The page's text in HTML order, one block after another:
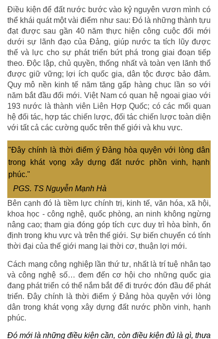
Điều kiện để đất nước bước vào kỷ nguyên vươn mình có
thể khái quát một vài điểm như sau: Đó là những thành tựu
đạt được sau gần 40 năm thực hiện công cuộc đổi mới
dưới sự lãnh đạo của Đảng, giúp nước ta tích lũy được
thế và lực cho sự phát triển bứt phá trong giai đoạn tiếp
theo. Độc lập, chủ quyền, thống nhất và toàn vẹn lãnh thổ
được giữ vững; lợi ích quốc gia, dân tộc được bảo đảm.
Quy mô nền kinh tế năm tăng gấp hàng chục lần so với
năm bắt đầu đổi mới. Việt Nam có quan hệ ngoại giao với
193 nước là thành viên Liên Hợp Quốc; có các mối quan
hệ đối tác, hợp tác chiến lược, đối tác chiến lược toàn diện
với tất cả các cường quốc trên thế giới và khu vực.
"Đây chính là thời điểm ý Đảng hòa quyện với lòng dân
trong khát vọng xây dựng đất nước phồn vinh, hạnh
phúc."
PGS. TS Nguyễn Mạnh Hà
Bên cạnh đó là tiềm lực chính trị, kinh tế, văn hóa, xã hội,
khoa học - công nghệ, quốc phòng, an ninh không ngừng
nâng cao; tham gia đóng góp tích cực duy trì hòa bình, ổn
định trong khu vực và trên thế giới. Sự biến chuyển có tính
thời đại của thế giới mang lại thời cơ, thuận lợi mới.
Cách mạng công nghiệp lần thứ tư, nhất là trí tuệ nhân tạo
và công nghệ số… đem đến cơ hội cho những quốc gia
đang phát triển có thể nắm bắt để đi trước đón đầu để phát
triển. Đây chính là thời điểm ý Đảng hòa quyện với lòng
dân trong khát vọng xây dựng đất nước phồn vinh, hạnh
phúc.
Đó mới là những điều kiện cần, còn điều kiện đủ là gì, thưa